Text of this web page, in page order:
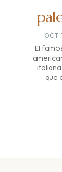
OCT
El
que